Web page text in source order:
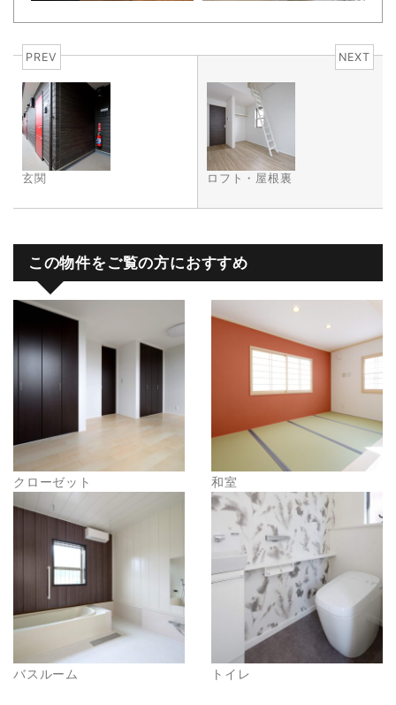
PREV
玄関
NEXT
ロフト・屋根裏
この物件をご覧の方におすすめ
クローゼット 和室
バスルーム トイレ